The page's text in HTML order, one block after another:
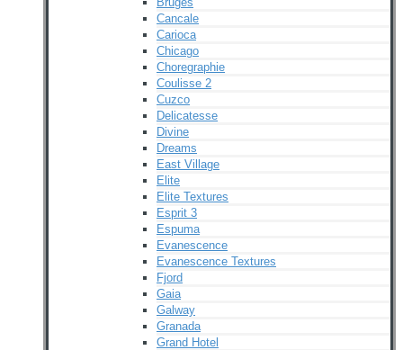
Cancale
Carioca
Chicago
Choregraphie
Coulisse 2
Cuzco
Delicatesse
Divine
Dreams
East Village
Elite
Elite Textures
Esprit 3
Espuma
Evanescence
Evanescence Textures
Fjord
Gaia
Galway
Granada
Grand Hotel